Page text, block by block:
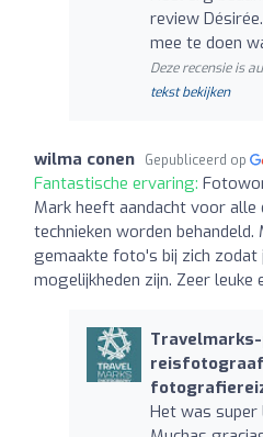
review
mee te doen
Deze recensie is
tekst bekijken
wilma conen Gepubliceerd op
Fantastische ervaring:
Mark heeft aandacht voor alle
technieken worden
gemaakte foto's bij zich zodat
mogelijkheden zijn. Zeer leuke
Het was super